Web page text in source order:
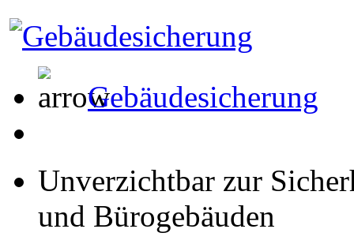
Gebäudesicherung
Unverzichtbar zur
und Bürogebäuden